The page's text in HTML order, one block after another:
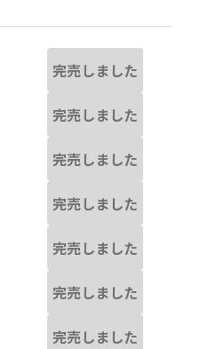
完売しました
完売しました
完売しました
完売しました
完売しました
完売しました
完売しました